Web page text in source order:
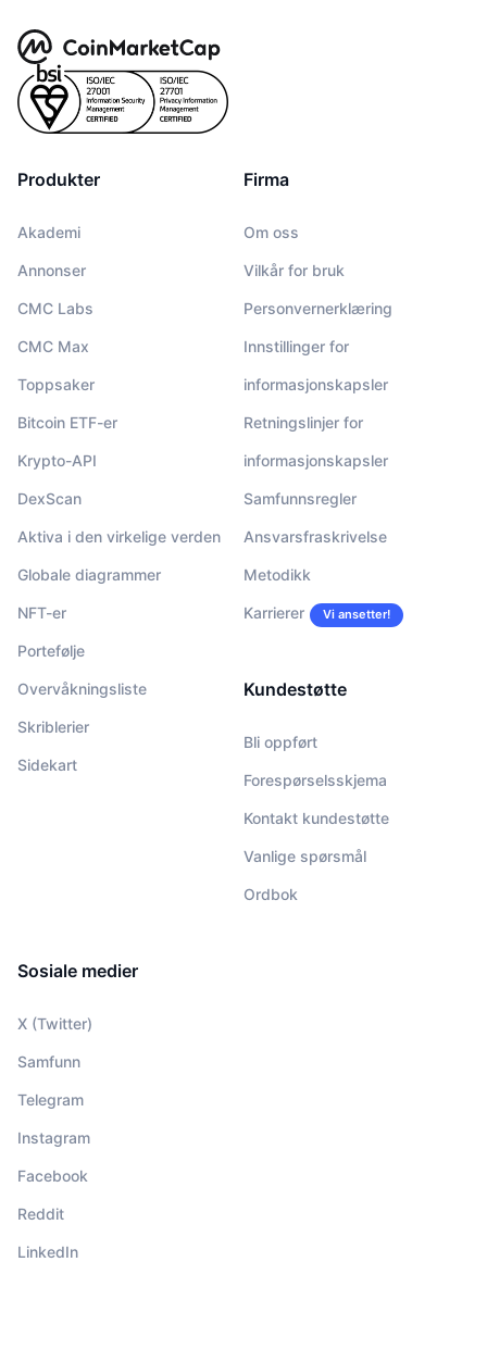
Produkter
Akademi
Annonser
CMC Labs
CMC Max
Toppsaker
Bitcoin ETF-er
Krypto-API
DexScan
Aktiva i den virkelige verden
Globale diagrammer
NFT-er
Portefølje
Overvåkningsliste
Skriblerier
Sidekart
Firma
Om oss
Vilkår for bruk
Personvernerklæring
Innstillinger for
informasjonskapsler
Retningslinjer for
informasjonskapsler
Samfunnsregler
Ansvarsfraskrivelse
Metodikk
Karrierer Vi ansetter!
Kundestøtte
Bli oppført
Forespørselsskjema
Kontakt kundestøtte
Vanlige spørsmål
Ordbok
Sosiale medier
X (Twitter)
Samfunn
Telegram
Instagram
Facebook
Reddit
LinkedIn